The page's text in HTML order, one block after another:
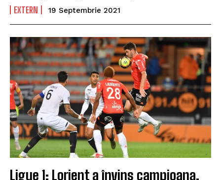
EXTERN 19 Septembrie 2021
Ligue 1: Lorient a învins campioana.